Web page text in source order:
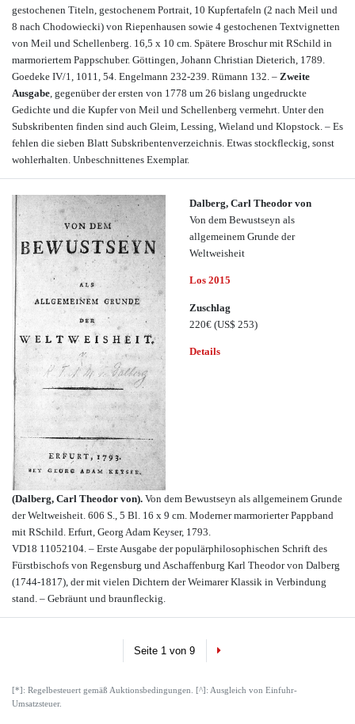
gestochenen Titeln, gestochenem Portrait, 10 Kupfertafeln (2 nach Meil und
8 nach Chodowiecki) von Riepenhausen sowie 4 gestochenen Textvignetten
von Meil und Schellenberg. 16,5 x 10 cm. Spätere Broschur mit RSchild in
marmoriertem Pappschuber. Göttingen, Johann Christian Dieterich, 1789.
Goedeke IV/1, 1011, 54. Engelmann 232-239. Rümann 132. – Zweite
Ausgabe , gegenüber der ersten von 1778 um 26 bislang ungedruckte
Gedichte und die Kupfer von Meil und Schellenberg vermehrt. Unter den
Subskribenten finden sind auch Gleim, Lessing, Wieland und Klopstock. – Es
fehlen die sieben Blatt Subskribentenverzeichnis. Etwas stockfleckig, sonst
wohlerhalten. Unbeschnittenes Exemplar.
Dalberg, Carl Theodor von
Von dem Bewustseyn als
allgemeinem Grunde der
Weltweisheit
Los 2015
Zuschlag
220€ (US$ 253)
Details
(Dalberg, Carl Theodor von). Von dem Bewustseyn als allgemeinem Grunde
der Weltweisheit. 606 S., 5 Bl. 16 x 9 cm. Moderner marmorierter Pappband
mit RSchild. Erfurt, Georg Adam Keyser, 1793.
VD18 11052104. – Erste Ausgabe der populärphilosophischen Schrift des
Fürstbischofs von Regensburg und Aschaffenburg Karl Theodor von Dalberg
(1744-1817), der mit vielen Dichtern der Weimarer Klassik in Verbindung
stand. – Gebräunt und braunfleckig.
Seite 1 von 9 Next
[*]: Regelbesteuert gemäß Auktionsbedingungen. [^]: Ausgleich von Einfuhr-
Umsatzsteuer.